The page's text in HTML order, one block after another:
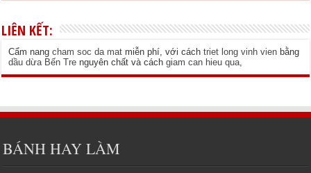
LIÊN KẾT:
Cẩm nangcham soc da mat miễn phí, với cáchtriet long vinh vien bằng
dầu dừa Bến Tre nguyên chất và cáchgiam can hieu qua,
BÁNH HAY LÀM